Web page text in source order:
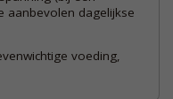
aanbevolen dagelijkse
voeding,